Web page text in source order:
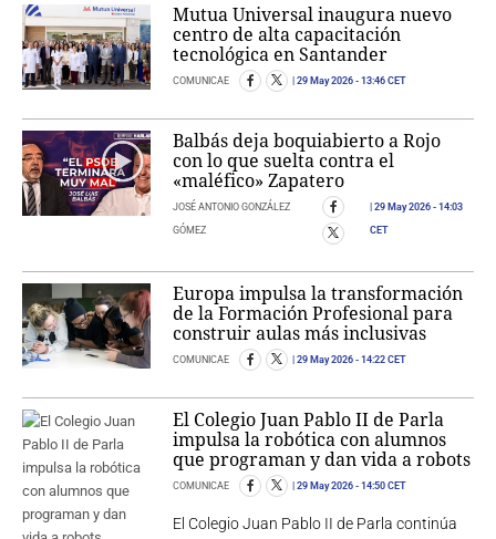
Mutua Universal inaugura nuevo
centro de alta capacitación
tecnológica en Santander
COMUNICAE 29 May 2026 - 13:46 CET
Balbás deja boquiabierto a Rojo
con lo que suelta contra el
«maléfico» Zapatero
JOSÉ ANTONIO GONZÁLEZ
GÓMEZ
29 May 2026 - 14:03
CET
Europa impulsa la transformación
de la Formación Profesional para
construir aulas más inclusivas
COMUNICAE 29 May 2026 - 14:22 CET
El Colegio Juan Pablo II de Parla
impulsa la robótica con alumnos
que programan y dan vida a robots
COMUNICAE 29 May 2026 - 14:50 CET
El Colegio Juan Pablo II de Parla continúa